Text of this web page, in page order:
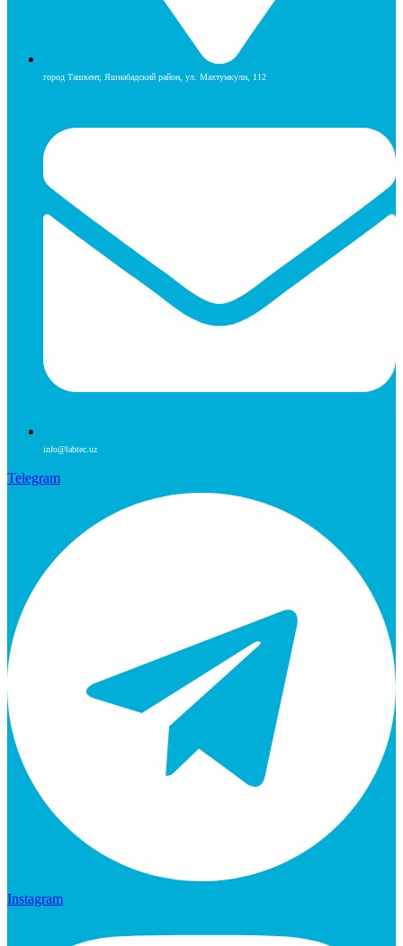
город Ташкент, Яшнабадский район, ул. Махтумкули, 112
info@labtec.uz
Telegram
Instagram